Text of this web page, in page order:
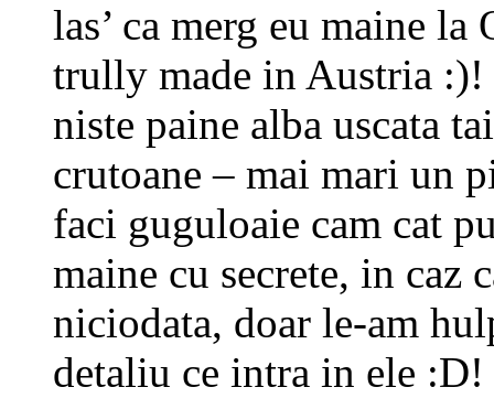
las’ ca merg eu maine
trully made in Austria :)!
niste paine alba uscata
crutoane – mai mari un
faci guguloaie cam cat
maine cu secrete, in caz
niciodata, doar le-am
detaliu ce intra in ele :D!